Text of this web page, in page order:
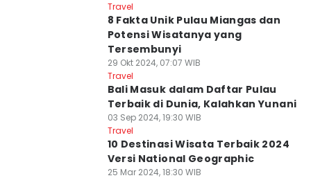
Travel
8 Fakta Unik Pulau Miangas dan
Potensi Wisatanya yang
Tersembunyi
29 Okt 2024, 07:07 WIB
Travel
Bali Masuk dalam Daftar Pulau
Terbaik di Dunia, Kalahkan Yunani
03 Sep 2024, 19:30 WIB
Travel
10 Destinasi Wisata Terbaik 2024
Versi National Geographic
25 Mar 2024, 18:30 WIB